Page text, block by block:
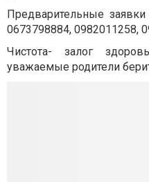
Предварительные
0673798884, 0982011258,
Чистота- залог
уважаемые родители